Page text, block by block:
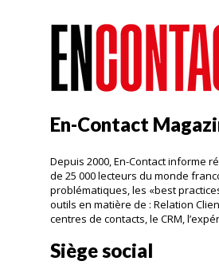
En-Contact
Depuis 2000, En-Contact informe
de 25 000 lecteurs du monde
problématiques, les «best
outils en matière de : Relation
centres de contacts, le CRM,
Siège social